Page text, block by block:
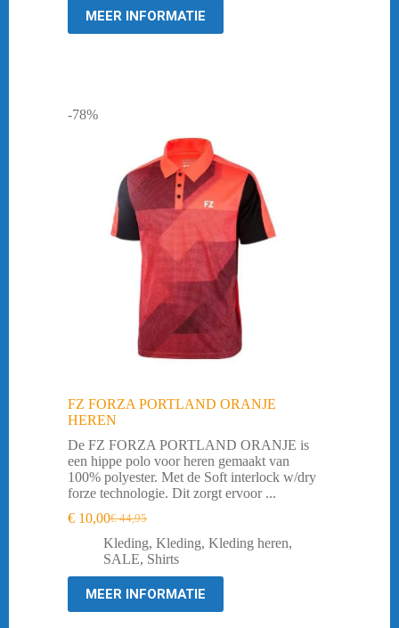
MEER INFORMATIE
-78%
FZ FORZA PORTLAND ORANJE
HEREN
De FZ FORZA PORTLAND ORANJE is
een hippe polo voor heren gemaakt van
100% polyester. Met de Soft interlock w/dry
forze technologie. Dit zorgt ervoor ...
€44,95
Oorspronkelijke
prijs
was:
€ 44,95.
€ 10,00Huidige
prijs
is:
€ 10,00.
Kleding, Kleding, Kleding heren,
SALE, Shirts
MEER INFORMATIE